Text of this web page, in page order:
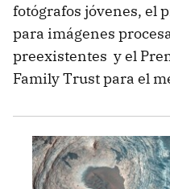
fotógrafos jóvenes, el
para imágenes
preexistentes y el
Family Trust para el